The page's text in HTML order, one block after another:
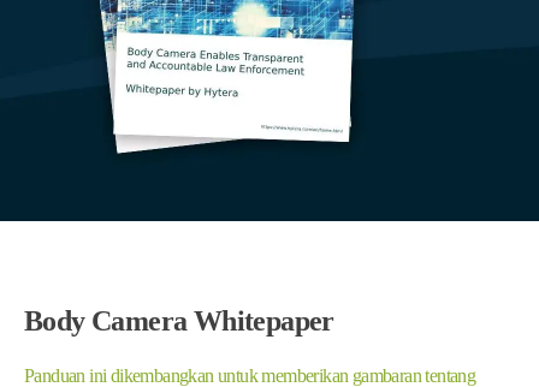
Body Camera Whitepaper
Panduan ini dikembangkan untuk memberikan gambaran tentang